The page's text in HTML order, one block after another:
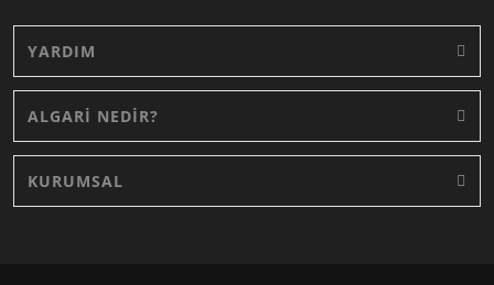
YARDIM
ALGARİ NEDİR?
KURUMSAL